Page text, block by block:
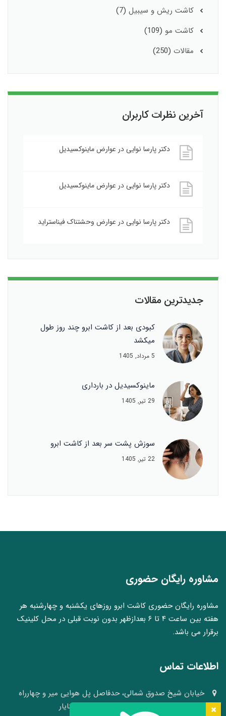
کاشت ریش و سیبیل (7)
کاشت مو (109)
مقالات (250)
آخرین نظرات کاربران
دکتر پارسا نواییدر عوارض ماینوکسیدیل
دکتر پارسا نواییدر عوارض ماینوکسیدیل
دکتر پارسا نواییدر عوارض وحشتناک فیناستراید
جدیدترین مقالات
کبودی بعد از کاشت ابرو چند روز طول
میکشد
5 مرداد, 1405
ماینوکسیدیل در بارداری
29 تیر, 1405
سوزش پشت سر بعد از کاشت ابرو
22 تیر, 1405
مشاوره رایگان حضوری
مشاوره رایگان حضوری کاشت ابرو روزهای یکشنبه و چهارشنبه هر
هفته بین ساعت ۴ تا ۶ بعدازظهر بدون نوبت قبلی در محل کلینیک
برقرار می باشد.
اطلاعات تماس
خیابان شیخ صدوق شمالی، حدفاصل پل هوایی میر و چهارراه
وکلا، نبش کوچه ۴۱، کلینیک پوست و مو سینایار